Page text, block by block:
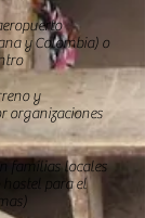
y Colombia) o
y
organizaciones
familias locales
para el